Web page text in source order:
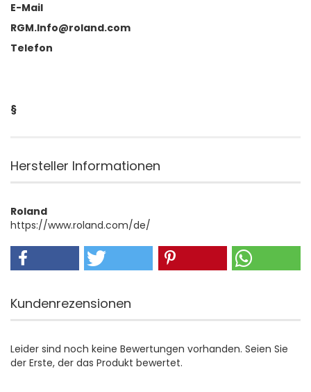
E-Mail
RGM.Info@roland.com
Telefon
§
Hersteller Informationen
Roland
https://www.roland.com/de/
Kundenrezensionen
Leider sind noch keine Bewertungen vorhanden. Seien Sie
der Erste, der das Produkt bewertet.